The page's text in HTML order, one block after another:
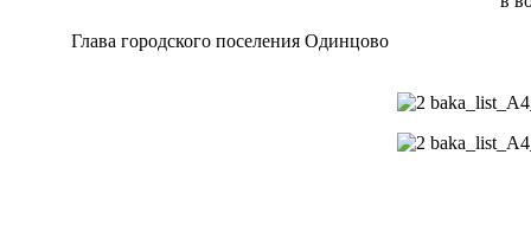
Глава городского поселения